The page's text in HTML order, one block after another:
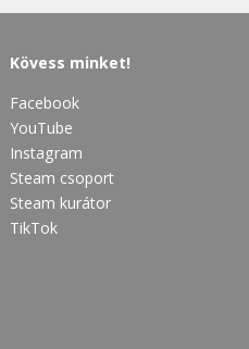
Kövess minket!
Facebook
YouTube
Instagram
Steam csoport
Steam kurátor
TikTok